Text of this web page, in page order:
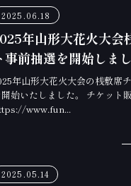
2025.06.18
年山形大花火大会
事前抽選を開始しま
年山形大花火大会の桟敷席
開始いたしました。 チケット
www.fun...
2025.05.14